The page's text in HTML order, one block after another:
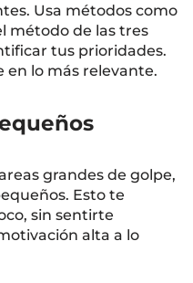
Usa métodos como
método de las tres
tus prioridades.
en lo más relevante.
grandes de golpe,
Esto te
sin sentirte
alta a lo